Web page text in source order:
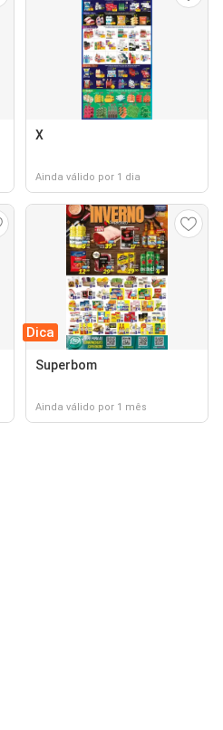
X
Ainda válido por 1 dia
Dica
Superbom
Ainda válido por 1 mês